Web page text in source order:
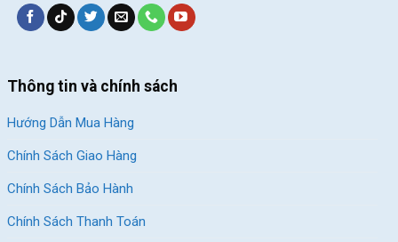
Thông tin và chính sách
Hướng Dẫn Mua Hàng
Chính Sách Giao Hàng
Chính Sách Bảo Hành
Chính Sách Thanh Toán